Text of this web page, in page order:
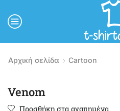
Αρχική σελίδα Cartoon
Venom
Προσθήκη στα αγαπημένα